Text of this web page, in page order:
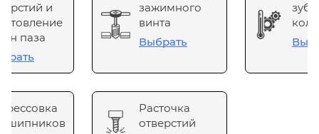
и
паза
зажимного
винта
Выбрать
Расточка
отверстий